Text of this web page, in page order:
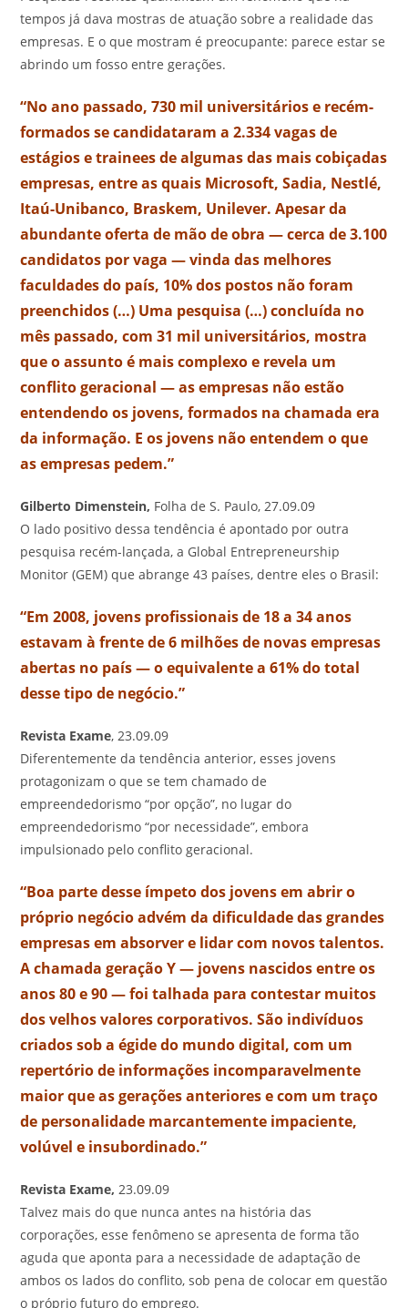
tempos já dava mostras de atuação sobre a realidade das
empresas. E o que mostram é preocupante: parece estar se
abrindo um fosso entre gerações.
“No ano passado, 730 mil universitários e recém-
formados se candidataram a 2.334 vagas de
estágios e trainees de algumas das mais cobiçadas
empresas, entre as quais Microsoft, Sadia, Nestlé,
Itaú-Unibanco, Braskem, Unilever. Apesar da
abundante oferta de mão de obra — cerca de 3.100
candidatos por vaga — vinda das melhores
faculdades do país, 10% dos postos não foram
preenchidos (…) Uma pesquisa (…) concluída no
mês passado, com 31 mil universitários, mostra
que o assunto é mais complexo e revela um
conflito geracional — as empresas não estão
entendendo os jovens, formados na chamada era
da informação. E os jovens não entendem o que
as empresas pedem.”
Gilberto Dimenstein, Folha de S. Paulo, 27.09.09
O lado positivo dessa tendência é apontado por outra
pesquisa recém-lançada, a Global Entrepreneurship
Monitor (GEM) que abrange 43 países, dentre eles o Brasil:
“Em 2008, jovens profissionais de 18 a 34 anos
estavam à frente de 6 milhões de novas empresas
abertas no país — o equivalente a 61% do total
desse tipo de negócio.”
Revista Exame, 23.09.09
Diferentemente da tendência anterior, esses jovens
protagonizam o que se tem chamado de
empreendedorismo “por opção”, no lugar do
empreendedorismo “por necessidade”, embora
impulsionado pelo conflito geracional.
“Boa parte desse ímpeto dos jovens em abrir o
próprio negócio advém da dificuldade das grandes
empresas em absorver e lidar com novos talentos.
A chamada geração Y — jovens nascidos entre os
anos 80 e 90 — foi talhada para contestar muitos
dos velhos valores corporativos. São indivíduos
criados sob a égide do mundo digital, com um
repertório de informações incomparavelmente
maior que as gerações anteriores e com um traço
de personalidade marcantemente impaciente,
volúvel e insubordinado.”
Revista Exame, 23.09.09
Talvez mais do que nunca antes na história das
corporações, esse fenômeno se apresenta de forma tão
aguda que aponta para a necessidade de adaptação de
ambos os lados do conflito, sob pena de colocar em questão
o próprio futuro do emprego.